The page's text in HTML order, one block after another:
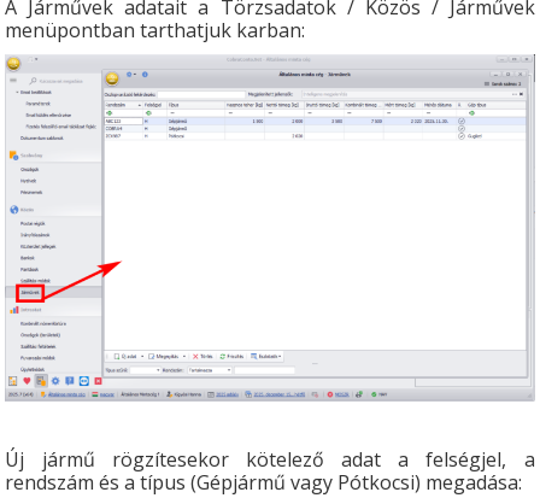
A Járművek adatait a Törzsadatok / Közös / Járművek
menüpontban tarthatjuk karban:
Új jármű rögzítesekor kötelező adat a felségjel, a
rendszám és a típus (Gépjármű vagy Pótkocsi) megadása: